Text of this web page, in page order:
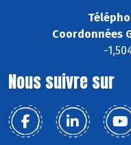
Coordonnées
-
Nous suivre sur